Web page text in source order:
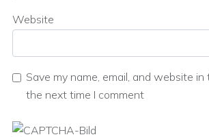
Website
Save my name, email, and website
the next time I comment